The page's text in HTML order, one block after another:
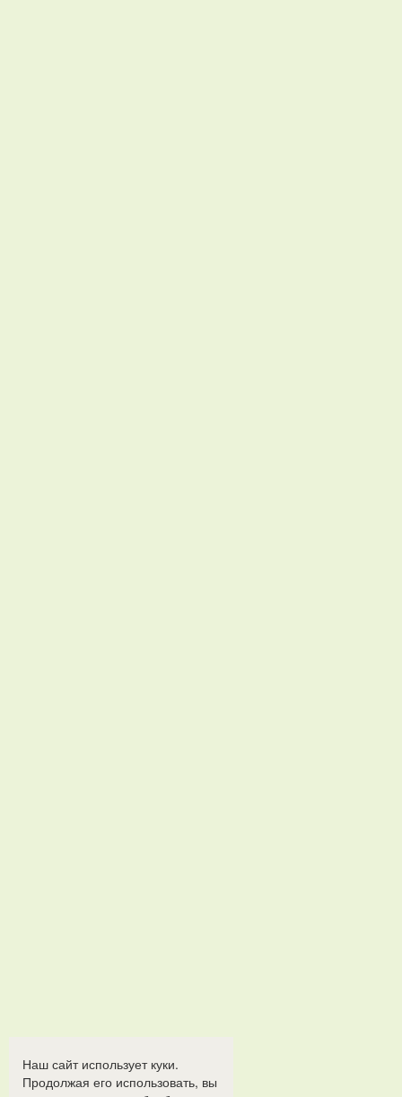
Наш сайт использует куки.
Продолжая его использовать, вы